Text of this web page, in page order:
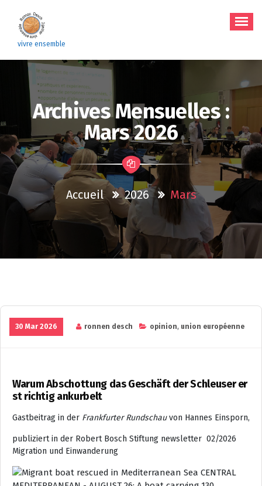
contenu
vivre ensemble
Archives Mensuelles :
Mars 2026
Accueil 2026 Mars
30 Mar 2026 ronnen desch opinion, union européenne
Warum Abschottung das Geschäft der Schleuser er
st richtig ankurbelt
Gastbeitrag in der Frankfurter Rundschauvon Hannes Einsporn,
publiziert in der Robert Bosch Stiftung newsletter 02/2026
Migration und Einwanderung